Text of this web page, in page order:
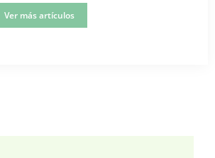
Ver más artículos